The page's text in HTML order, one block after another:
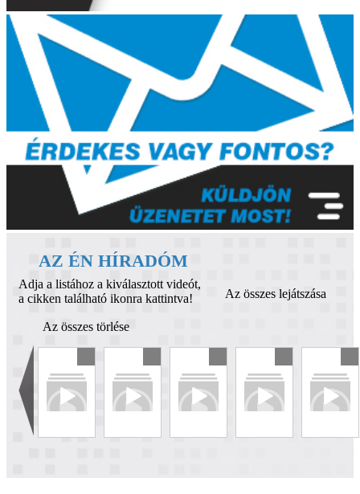
AZ ÉN HÍRADÓM
Adja a listához a kiválasztott videót,
a cikken található ikonra kattintva!
Az összes lejátszása
Az összes törlése